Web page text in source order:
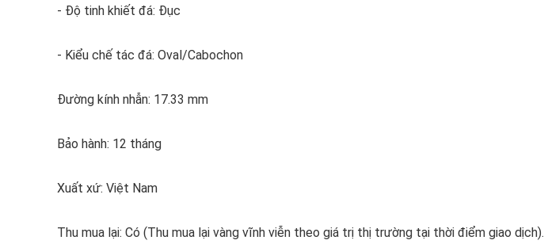
- Độ tinh khiết đá: Đục
- Kiểu chế tác đá: Oval/Cabochon
Đường kính nhẫn: 17.33 mm
Bảo hành: 12 tháng
Xuất xứ: Việt Nam
Thu mua lại: Có (Thu mua lại vàng vĩnh viễn theo giá trị thị trường tại thời điểm giao dịch).